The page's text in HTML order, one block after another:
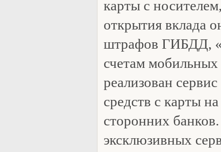
карты с
открытия вклада
штрафов ГИБДД,
счетам
реализован
средств с карты
сторонних
эксклюзивных